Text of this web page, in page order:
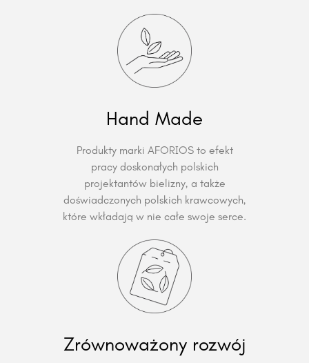
Hand Made
Produkty marki AFORIOS to efekt
pracy doskonałych polskich
projektantów bielizny, a także
doświadczonych polskich krawcowych,
które wkładają w nie całe swoje serce.
Zrównoważony rozwój